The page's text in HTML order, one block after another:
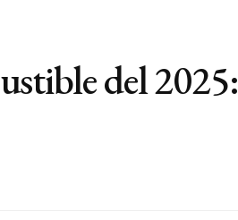
del 2025: